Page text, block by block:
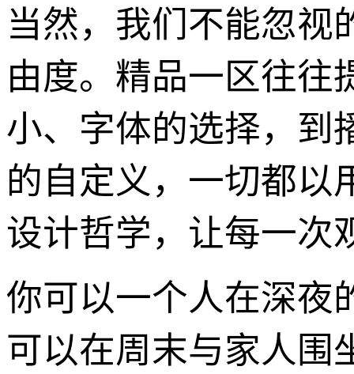
当然，我们不能忽视
由度。精品一区往往
小、字体的选择，到
的自定义，一切都以
设计哲学，让每一次
你可以一个人在深夜
可以在周末与家人围